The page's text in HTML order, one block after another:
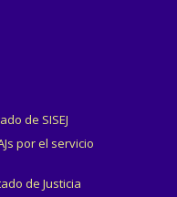
de SISEJ
por el servicio
de Justicia